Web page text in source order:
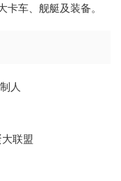
车、舰艇及装备。
人
联盟